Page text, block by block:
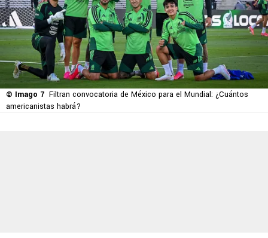
© Imago 7 Filtran convocatoria de México para el Mundial: ¿Cuántos
americanistas habrá?